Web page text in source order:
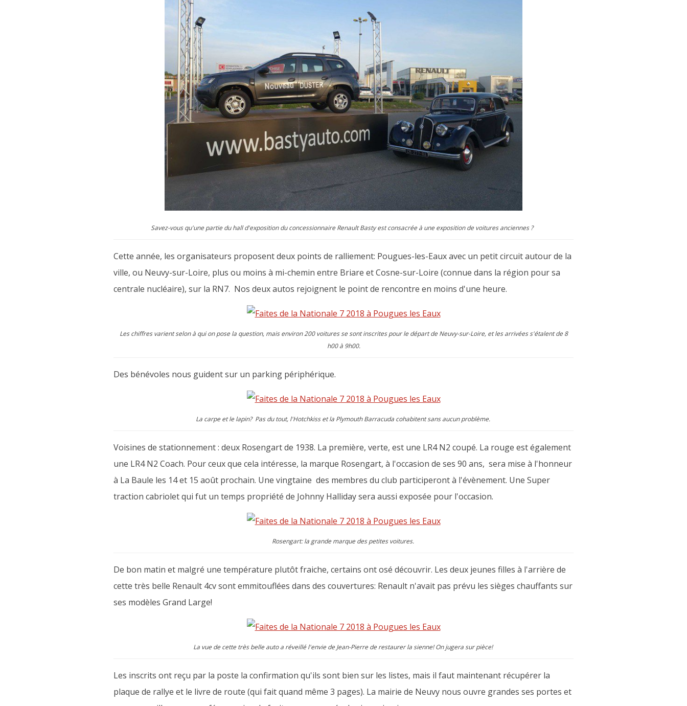
Savez-vous qu'une partie du hall d'exposition du concessionnaire Renault Basty est consacrée à une exposition de voitures anciennes ?
Cette année, les organisateurs proposent deux points de ralliement: Pougues-les-Eaux avec un petit circuit autour de la
ville, ou Neuvy-sur-Loire, plus ou moins à mi-chemin entre Briare et Cosne-sur-Loire (connue dans la région pour sa
centrale nucléaire), sur la RN7. Nos deux autos rejoignent le point de rencontre en moins d'une heure.
Les chiffres varient selon à qui on pose la question, mais environ 200 voitures se sont inscrites pour le départ de Neuvy-sur-Loire, et les arrivées s'étalent de 8
h00 à 9h00.
Des bénévoles nous guident sur un parking périphérique.
La carpe et le lapin? Pas du tout, l'Hotchkiss et la Plymouth Barracuda cohabitent sans aucun problème.
Voisines de stationnement : deux Rosengart de 1938. La première, verte, est une LR4 N2 coupé. La rouge est également
une LR4 N2 Coach. Pour ceux que cela intéresse, la marque Rosengart, à l'occasion de ses 90 ans, sera mise à l'honneur
à La Baule les 14 et 15 août prochain. Une vingtaine des membres du club participeront à l'évènement. Une Super
traction cabriolet qui fut un temps propriété de Johnny Halliday sera aussi exposée pour l'occasion.
Rosengart: la grande marque des petites voitures.
De bon matin et malgré une température plutôt fraiche, certains ont osé découvrir. Les deux jeunes filles à l'arrière de
cette très belle Renault 4cv sont emmitouflées dans des couvertures: Renault n'avait pas prévu les sièges chauffants sur
ses modèles Grand Large!
La vue de cette très belle auto a réveillé l'envie de Jean-Pierre de restaurer la sienne! On jugera sur pièce!
Les inscrits ont reçu par la poste la confirmation qu'ils sont bien sur les listes, mais il faut maintenant récupérer la
plaque de rallye et le livre de route (qui fait quand même 3 pages). La mairie de Neuvy nous ouvre grandes ses portes et